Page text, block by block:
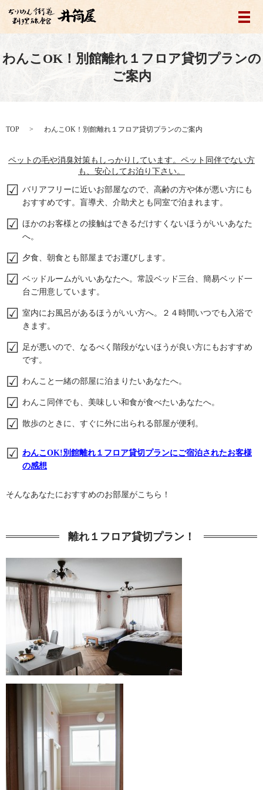
メ
わんこOK！別館離れ１フロア貸切プランの
ご案内
TOP わんこOK！別館離れ１フロア貸切プランのご案内
ペットの毛や消臭対策もしっかりしています。ペット同伴でない方
も、安心してお泊り下さい。
バリアフリーに近いお部屋なので、高齢の方や体が悪い方にも
おすすめです。盲導犬、介助犬とも同室で泊まれます。
ほかのお客様との接触はできるだけすくないほうがいいあなた
へ。
夕食、朝食とも部屋までお運びします。
ベッドルームがいいあなたへ。常設ベッド三台、簡易ベッド一
台ご用意しています。
室内にお風呂があるほうがいい方へ。２４時間いつでも入浴で
きます。
足が悪いので、なるべく階段がないほうが良い方にもおすすめ
です。
わんこと一緒の部屋に泊まりたいあなたへ。
わんこ同伴でも、美味しい和食が食べたいあなたへ。
散歩のときに、すぐに外に出られる部屋が便利。
わんこOK!別館離れ１フロア貸切プランにご宿泊されたお客様
の感想
そんなあなたにおすすめのお部屋がこちら！
離れ１フロア貸切プラン！